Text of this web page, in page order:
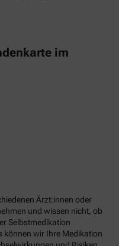
im
Ärzt:innen oder
und wissen nicht, ob
Selbstmedikation
können wir Ihre Medikation